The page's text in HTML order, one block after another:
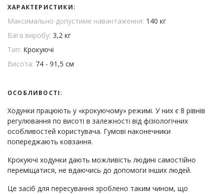
ХАРАКТЕРИСТИКИ:
Максимально допустиме навантаження: 140 кг
Вага виробу: 3,2 кг
Тип: Крокуючі
Висота: 74 - 91,5 см
ОСОБЛИВОСТІ:
Ходунки працюють у «крокуючому» режимі. У них є 8 рівнів
регулювання по висоті в залежності від фізіологічних
особливостей користувача. Гумові наконечники
попереджають ковзання.
Крокуючі ходунки дають можливість людині самостійно
переміщатися, не вдаючись до допомоги інших людей.
Це засіб для пересування зроблено таким чином, що